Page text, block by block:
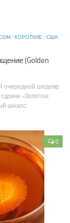
/КОРОТКИЕ/США
(Golden
очередной шедевр.
«Золотое
шнапс,
0